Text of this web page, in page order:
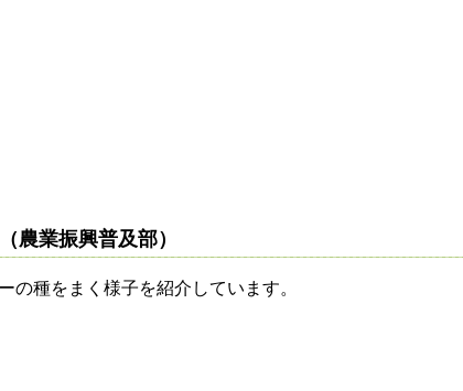
農業振興普及部）
種をまく様子を紹介しています。